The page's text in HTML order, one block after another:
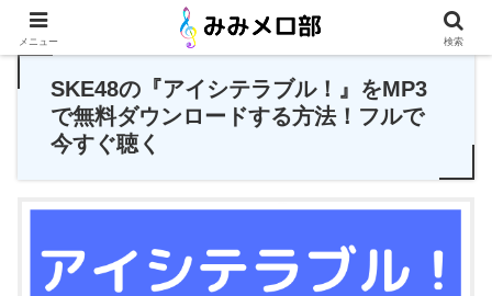
PR
SKE48の『アイシテラブル！』をMP3
で無料ダウンロードする方法！フルで
今すぐ聴く
メニュー 検索